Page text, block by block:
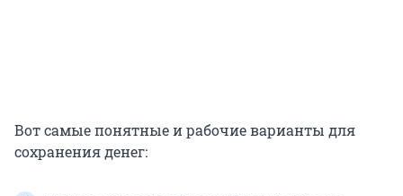
Вот самые понятные и рабочие варианты для
сохранения денег: